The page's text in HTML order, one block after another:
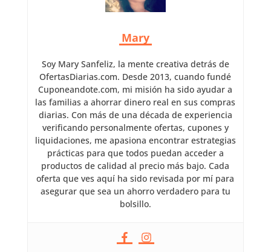
Mary
Soy Mary Sanfeliz, la mente creativa detrás de
OfertasDiarias.com. Desde 2013, cuando fundé
Cuponeandote.com, mi misión ha sido ayudar a
las familias a ahorrar dinero real en sus compras
diarias. Con más de una década de experiencia
verificando personalmente ofertas, cupones y
liquidaciones, me apasiona encontrar estrategias
prácticas para que todos puedan acceder a
productos de calidad al precio más bajo. Cada
oferta que ves aquí ha sido revisada por mí para
asegurar que sea un ahorro verdadero para tu
bolsillo.